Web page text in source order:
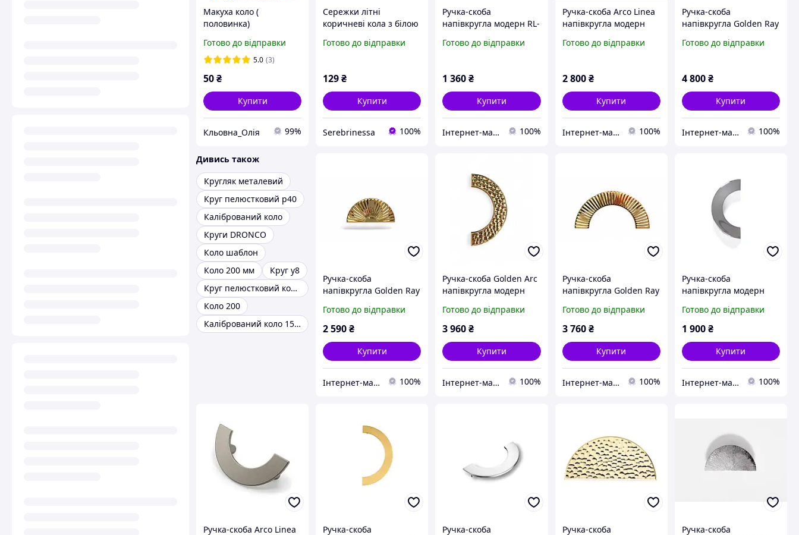
Макуха коло (
половинка)
Готово до відправки
5.0 (3)
50₴
Купити
Кльовна_Олія 99%
Сережки літні
коричневі кола з білою
Готово до відправки
129₴
Купити
Serebrinessa 100%
Ручка-скоба
напівкругла модерн RL-
золото Ø=85 мм
Готово до відправки
1 360₴
Купити
Інтернет-магазин ексклюзивної меблевої фурнітури та комплектуючих 100%
Ручка-скоба Arco Linea
напівкругла модерн
Ø=164 мм
Готово до відправки
2 800 ₴
Купити
Інтернет-магазин ексклюзивної меблевої фурнітури та комплектуючих 100%
Ручка-скоба
напівкругла Golden Ray
глянсове золото Ø=160
Готово до відправки
4 800₴
Купити
Інтернет-магазин ексклюзивної меблевої фурнітури та комплектуючих 100%
Дивись також
Кругляк металевий
Круг пелюстковий р40
Калібрований коло
Круги DRONCO
Коло шаблон
Коло 200 мм
Круг у8
Круг пелюстковий конічний
Коло 200
Калібрований коло 15мм
Ручка-скоба
напівкругла Golden Ray
глянсове золото Ø=100
мм
Готово до відправки
2 590₴
Купити
Інтернет-магазин ексклюзивної меблевої фурнітури та комплектуючих 100%
Ручка-скоба Golden Arc
напівкругла модерн
глянсове золото d=160
мм
Готово до відправки
3 960₴
Купити
Інтернет-магазин ексклюзивної меблевої фурнітури та комплектуючих 100%
Ручка-скоба
напівкругла Golden Ray
глянсове золото Ø=160
мм
Готово до відправки
3 760 ₴
Купити
Інтернет-магазин ексклюзивної меблевої фурнітури та комплектуючих 100%
Ручка-скоба
напівкругла модерн
глянець Ø=102 мм
Готово до відправки
1 900₴
Купити
Інтернет-магазин ексклюзивної меблевої фурнітури та комплектуючих 100%
Ручка-скоба Arco Linea
Ручка-скоба
Ручка-скоба
Ручка-скоба
Ручка-скоба